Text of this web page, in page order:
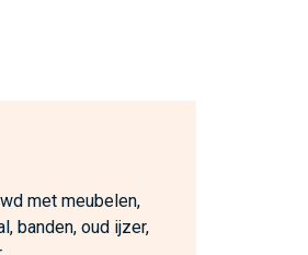
met meubelen,
banden, oud ijzer,